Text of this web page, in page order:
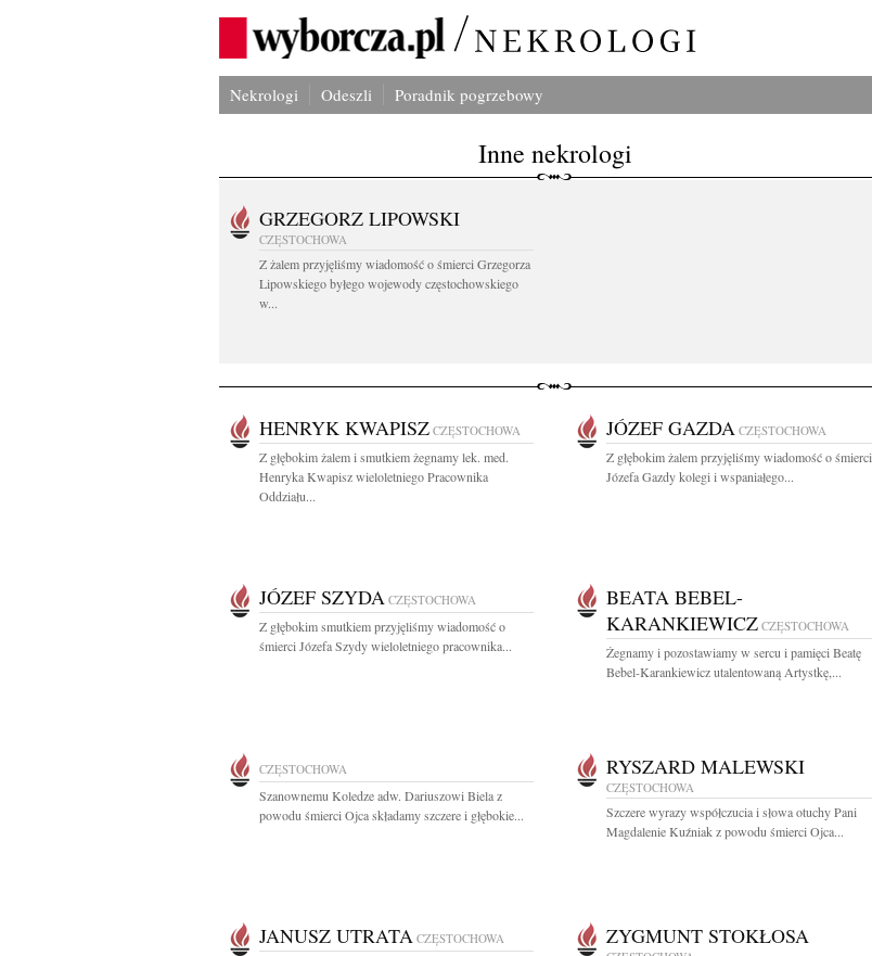
Nekrologi Odeszli Poradnik pogrzebowy
Inne nekrologi
GRZEGORZ LIPOWSKI
CZĘSTOCHOWA
Z żalem przyjęliśmy wiadomość o śmierci Grzegorza
Lipowskiego byłego wojewody częstochowskiego
w...
HENRYK KWAPISZ CZĘSTOCHOWA
Z głębokim żalem i smutkiem żegnamy lek. med.
Henryka Kwapisz wieloletniego Pracownika
Oddziału...
JÓZEF GAZDA CZĘSTOCHOWA
Z głębokim żalem przyjęliśmy wiadomość o śmierci
Józefa Gazdy kolegi i wspaniałego...
JÓZEF SZYDA CZĘSTOCHOWA
Z głębokim smutkiem przyjęliśmy wiadomość o
śmierci Józefa Szydy wieloletniego pracownika...
BEATA BEBEL-
KARANKIEWICZ CZĘSTOCHOWA
Żegnamy i pozostawiamy w sercu i pamięci Beatę
Bebel-Karankiewicz utalentowaną Artystkę,...
CZĘSTOCHOWA
Szanownemu Koledze adw. Dariuszowi Biela z
powodu śmierci Ojca składamy szczere i głębokie...
RYSZARD MALEWSKI
CZĘSTOCHOWA
Szczere wyrazy współczucia i słowa otuchy Pani
Magdalenie Kuźniak z powodu śmierci Ojca...
JANUSZ UTRATA CZĘSTOCHOWA ZYGMUNT STOKŁOSA